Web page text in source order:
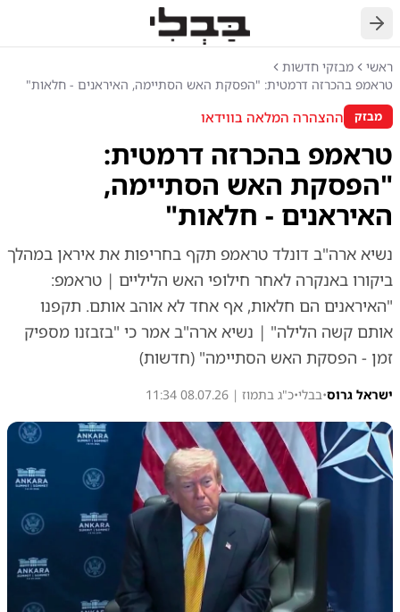
חזרה
ראשי
מבזקי חדשות
טראמפ בהכרזה דרמטית: "הפסקת האש הסתיימה, האיראנים - חלאות"
מבזק ההצהרה המלאה בווידאו
טראמפ בהכרזה דרמטית:
"הפסקת האש הסתיימה,
האיראנים - חלאות"
נשיא ארה"ב דונלד טראמפ תקף בחריפות את איראן במהלך
ביקורו באנקרה לאחר חילופי האש הליליים | טראמפ:
"האיראנים הם חלאות, אף אחד לא אוהב אותם. תקפנו
אותם קשה הלילה" | נשיא ארה"ב אמר כי "בזבזנו מספיק
זמן - הפסקת האש הסתיימה" (חדשות)
ישראל גרוס•בבלי•כ"ג בתמוז | 08.07.26 11:34